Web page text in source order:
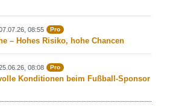
08:55 Pro
– Hohes Risiko, hohe Chancen
08:08 Pro
Konditionen beim Fußball-Sponsor